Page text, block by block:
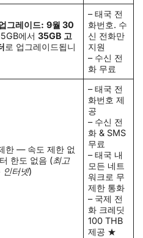
그레이드: 9월 30
에서35GB 고
로 업그레이드됩니
– 태국 전
화번호. 수
신 전화만
지원
– 수신 전
화 무료
한 — 속도 제한 없
한도 없음 (최고
인터넷)
– 태국 전
화번호 제
공
– 수신 전
화 & SMS
무료
– 태국 내
모든 네트
워크로 무
제한 통화
– 국제 전
화 크레딧
100 THB
제공 ★